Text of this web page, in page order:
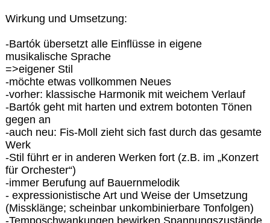
Wirkung und Umsetzung:
-Bartók übersetzt alle Einflüsse in eigene
musikalische Sprache
=>eigener Stil
-möchte etwas vollkommen Neues
-vorher: klassische Harmonik mit weichem Verlauf
-Bartók geht mit harten und extrem botonten Tönen
gegen an
-auch neu: Fis-Moll zieht sich fast durch das gesamte
Werk
-Stil führt er in anderen Werken fort (z.B. im „Konzert
für Orchester“)
-immer Berufung auf Bauernmelodik
- expressionistische Art und Weise der Umsetzung
(Missklänge; scheinbar unkombinierbare Tonfolgen)
-Temposchwankungen bewirken Spannungszustände